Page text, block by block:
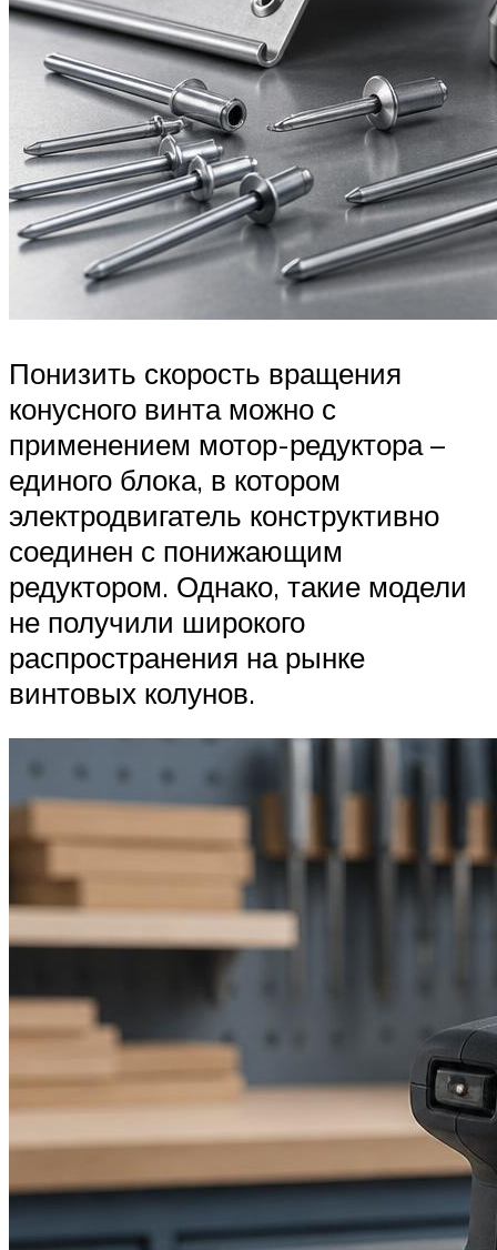
Понизить скорость вращения
конусного винта можно с
применением мотор-редуктора –
единого блока, в котором
электродвигатель конструктивно
соединен с понижающим
редуктором. Однако, такие модели
не получили широкого
распространения на рынке
винтовых колунов.